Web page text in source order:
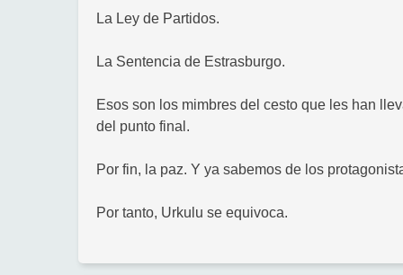
La Ley de Partidos.
La Sentencia de Estrasburgo.
Esos son los mimbres del cesto que les han
del punto final.
Por fin, la paz. Y ya sabemos de los
Por tanto, Urkulu se equivoca.